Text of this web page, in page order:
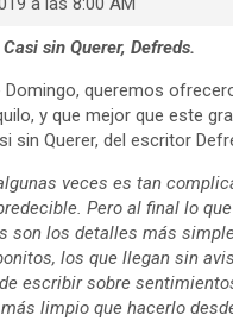
Casi sin Querer, Defreds.
Domingo, queremos
y que mejor que este
sin Querer, del escritor
veces es tan
Pero al final lo
son los detalles más
los que llegan sin
escribir sobre
limpio que hacerlo